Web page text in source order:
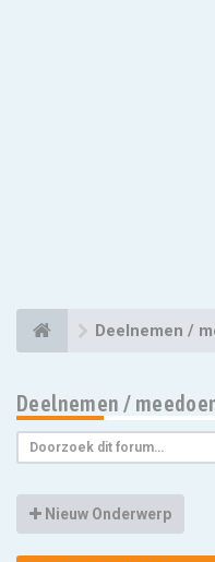
Deelnemen /
Deelnemen /
Nieuw Onderwerp